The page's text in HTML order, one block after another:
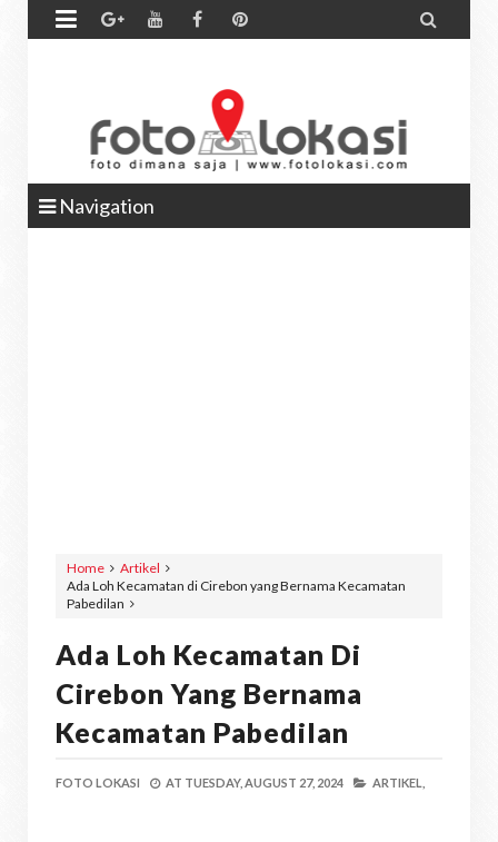
 
Navigation
Home
Artikel
Ada Loh Kecamatan di Cirebon yang Bernama Kecamatan
Pabedilan
Ada Loh Kecamatan Di
Cirebon Yang Bernama
Kecamatan Pabedilan
FOTO LOKASI AT TUESDAY, AUGUST 27, 2024 ARTIKEL,